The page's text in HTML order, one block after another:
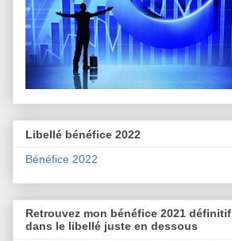
Libellé bénéfice 2022
Bénéfice 2022
Retrouvez mon bénéfice 2021 définitif
dans le libellé juste en dessous